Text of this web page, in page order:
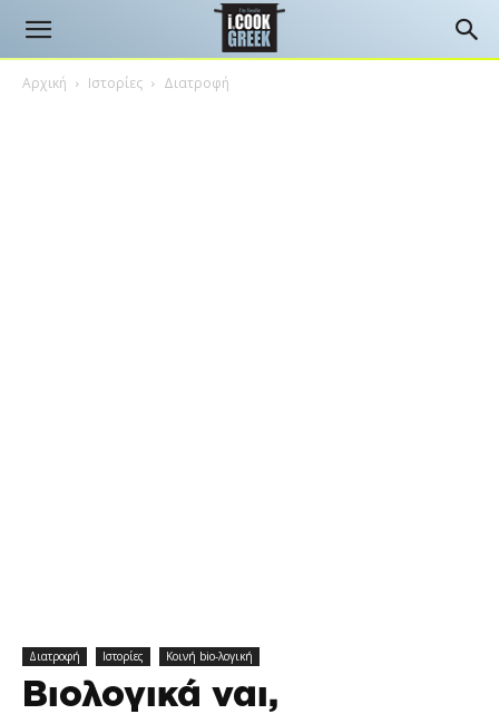
Αρχική Ιστορίες Διατροφή
Διατροφή Ιστορίες Κοινή bio-λογική
Βιολογικά ναι,